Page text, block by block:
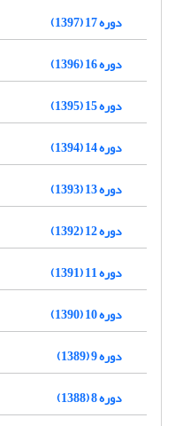
دوره 17 (1397)
دوره 16 (1396)
دوره 15 (1395)
دوره 14 (1394)
دوره 13 (1393)
دوره 12 (1392)
دوره 11 (1391)
دوره 10 (1390)
دوره 9 (1389)
دوره 8 (1388)